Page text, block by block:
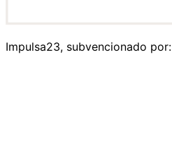
Impulsa23, subvencionado por: